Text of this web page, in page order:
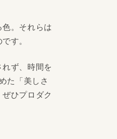
。それらは
す。
ず、時間を
た「美しさ
ひプロダク